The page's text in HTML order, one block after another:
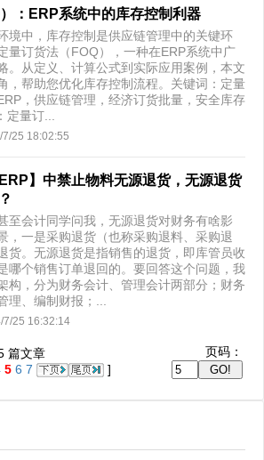
：ERP系统中的库存控制利器
境中，库存控制是供应链管理中的关键环
量订货法（FOQ），一种在ERP系统中广
。从定义、计算公式到实际应用案例，本文
，帮助您优化库存控制流程。关键词：定量
，供应链管理，经济订货批量，安全库存
量订...
25 18:02:55
】中禁止物料无源退货，无源退货
至会计同学问我，无源退货对财务有啥影
，一是采购退货（也称采购退料、采购退
货。无源退货是指销售的退货，即库管员收
哪个销售订单退回的。要回答这个问题，我
构，分为财务会计、管理会计两部分；财务
理、编制财报；...
7/25 16:32:14
篇文章
5 6 7 ]
页码：